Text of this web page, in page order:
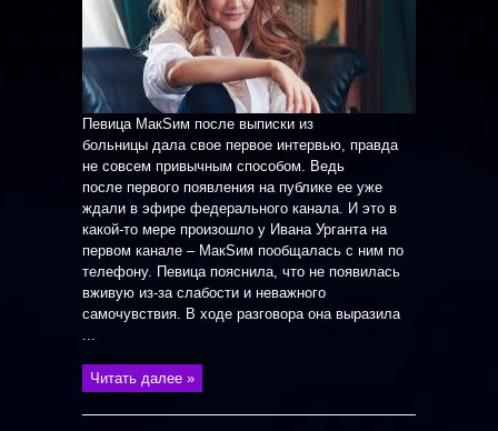
Певица МакSим после выписки из
больницы дала свое первое интервью, правда
не совсем привычным способом. Ведь
после первого появления на публике ее уже
ждали в эфире федерального канала. И это в
какой-то мере произошло у Ивана Урганта на
первом канале – МакSим пообщалась с ним по
телефону. Певица пояснила, что не появилась
вживую из-за слабости и неважного
самочувствия. В ходе разговора она выразила
...
Читать далее »